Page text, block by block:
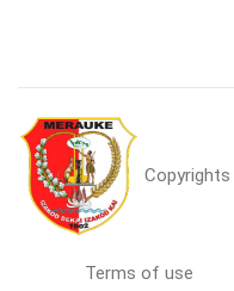
Copyrights
Terms of use